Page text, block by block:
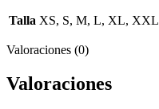
Talla XS, S, M, L, XL, XXL
Valoraciones (0)
Valoraciones